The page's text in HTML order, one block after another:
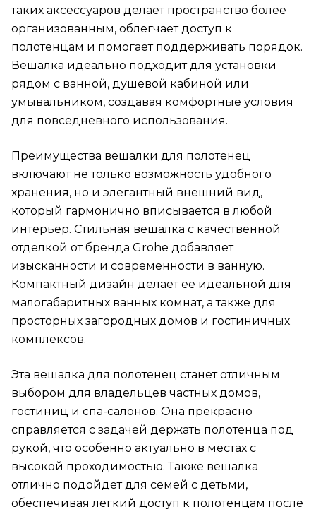
таких аксессуаров делает пространство более
организованным, облегчает доступ к
полотенцам и помогает поддерживать порядок.
Вешалка идеально подходит для установки
рядом с ванной, душевой кабиной или
умывальником, создавая комфортные условия
для повседневного использования.
Преимущества вешалки для полотенец
включают не только возможность удобного
хранения, но и элегантный внешний вид,
который гармонично вписывается в любой
интерьер. Стильная вешалка с качественной
отделкой от бренда Grohe добавляет
изысканности и современности в ванную.
Компактный дизайн делает ее идеальной для
малогабаритных ванных комнат, а также для
просторных загородных домов и гостиничных
комплексов.
Эта вешалка для полотенец станет отличным
выбором для владельцев частных домов,
гостиниц и спа-салонов. Она прекрасно
справляется с задачей держать полотенца под
рукой, что особенно актуально в местах с
высокой проходимостью. Также вешалка
отлично подойдет для семей с детьми,
обеспечивая легкий доступ к полотенцам после